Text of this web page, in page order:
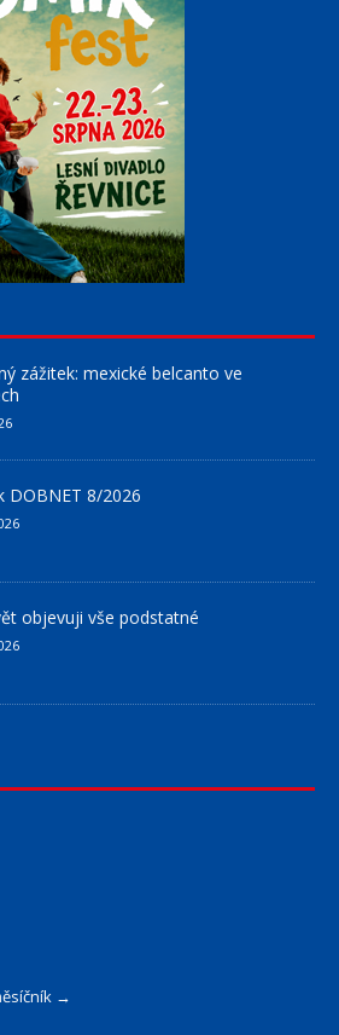
zážitek: mexické belcanto ve
DOBNET 8/2026
objevuji vše podstatné
→